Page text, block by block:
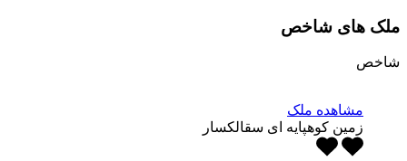
ملک های شاخص
شاخص
مشاهده ملک
زمین کوهپایه ای سقالکسار